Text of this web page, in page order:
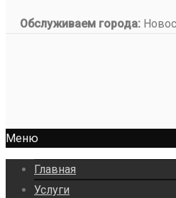
Обслуживаем города:
Меню
Главная
Услуги